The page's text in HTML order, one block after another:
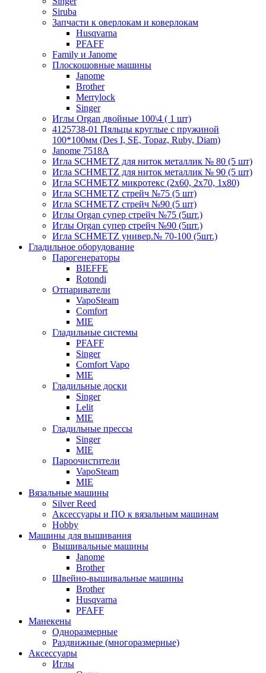
Siruba
Запчасти к оверлокам и коверлокам
Husqvarna
PFAFF
Family и Janome
Плоскошовные машины
Janome
Brother
Merrylock
Singer
Иглы Organ двойные 100\4 ( 1 шт)
4125738-01 Пяльцы круглые с пружиной
100*100мм (Des I, SE, Topaz, Ruby, Diam)
Janome 7518A
Игла SCHMETZ для ниток металлик № 80 (5 шт)
Игла SCHMETZ для ниток металлик № 90 (5 шт)
Игла SCHMETZ микротекс (2х60, 2х70, 1х80)
Игла SCHMETZ стрейч №75 (5 шт)
Игла SCHMETZ стрейч №90 (5 шт)
Иглы Organ супер стрейч №75 (5шт.)
Иглы Organ супер стрейч №90 (5шт.)
Игла SCHMETZ универ.№ 70-100 (5шт.)
Гладильное оборудование
Парогенераторы
BIEFFE
Rotondi
Отпариватели
VapoSteam
Comfort
MIE
Гладильные системы
PFAFF
Singer
Comfort Vapo
MIE
Гладильные доски
Singer
Lelit
MIE
Гладильные прессы
Singer
MIE
Пароочистители
VapoSteam
MIE
Вязальные машины
Silver Reed
Аксессуары и ПО к вязальным машинам
Hobby
Машины для вышивания
Вышивальные машины
Janome
Brother
Швейно-вышивальные машины
Brother
Husqvarna
PFAFF
Манекены
Одноразмерные
Раздвижные (многоразмерные)
Аксессуары
Иглы